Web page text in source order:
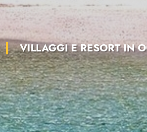
VILLAGGI E RESORT IN